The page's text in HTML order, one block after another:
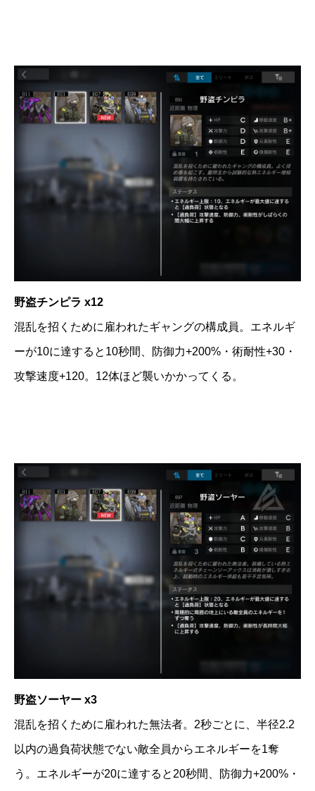
野盗チンピラ x12
混乱を招くために雇われたギャングの構成員。エネルギ
ーが10に達すると10秒間、防御力+200%・術耐性+30・
攻撃速度+120。12体ほど襲いかかってくる。
野盗ソーヤー x3
混乱を招くために雇われた無法者。2秒ごとに、半径2.2
以内の過負荷状態でない敵全員からエネルギーを1奪
う。エネルギーが20に達すると20秒間、防御力+200%・